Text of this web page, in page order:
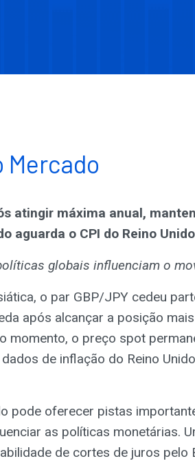
Mercado
atingir máxima anual,
aguarda o CPI do Reino
globais influenciam o
o par GBP/JPY cedeu
após alcançar a posição
momento, o preço spot
de inflação do Reino
pode oferecer pistas
as políticas monetárias.
de cortes de juros pelo